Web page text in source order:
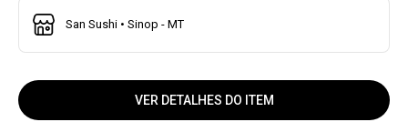
San Sushi • Sinop - MT
VER DETALHES DO ITEM